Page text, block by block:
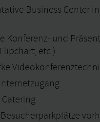
Business Center
Konferenz- und
etc.)